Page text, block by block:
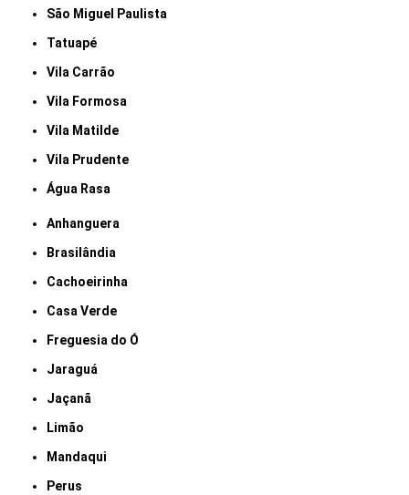
São Miguel Paulista
Tatuapé
Vila Carrão
Vila Formosa
Vila Matilde
Vila Prudente
Água Rasa
Anhanguera
Brasilândia
Cachoeirinha
Casa Verde
Freguesia do Ó
Jaraguá
Jaçanã
Limão
Mandaqui
Perus